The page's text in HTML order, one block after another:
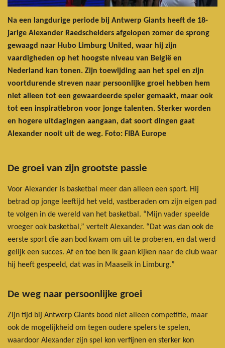
Na een langdurige periode bij Antwerp Giants heeft de 18-
jarige Alexander Raedschelders afgelopen zomer de sprong
gewaagd naar Hubo Limburg United, waar hij zijn
vaardigheden op het hoogste niveau van België en
Nederland kan tonen. Zijn toewijding aan het spel en zijn
voortdurende streven naar persoonlijke groei hebben hem
niet alleen tot een gewaardeerde speler gemaakt, maar ook
tot een inspiratiebron voor jonge talenten. Sterker worden
en hogere uitdagingen aangaan, dat soort dingen gaat
Alexander nooit uit de weg. Foto: FIBA Europe
De groei van zijn grootste passie
Voor Alexander is basketbal meer dan alleen een sport. Hij
betrad op jonge leeftijd het veld, vastberaden om zijn eigen pad
te volgen in de wereld van het basketbal. “Mijn vader speelde
vroeger ook basketbal,” vertelt Alexander. “Dat was dan ook de
eerste sport die aan bod kwam om uit te proberen, en dat werd
gelijk een succes. Af en toe ben ik gaan kijken naar de club waar
hij heeft gespeeld, dat was in Maaseik in Limburg.”
De weg naar persoonlijke groei
Zijn tijd bij Antwerp Giants bood niet alleen competitie, maar
ook de mogelijkheid om tegen oudere spelers te spelen,
waardoor Alexander zijn spel kon verfijnen en sterker kon